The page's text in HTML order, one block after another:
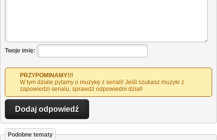
Twoje imię:
PRZYPOMINAMY!!!
W tym dziale pytamy o muzykę z seriali! Jeśli szukasz muzyki z
zapowiedzi serialu, sprawdź odpowiedni dział!
Podobne tematy